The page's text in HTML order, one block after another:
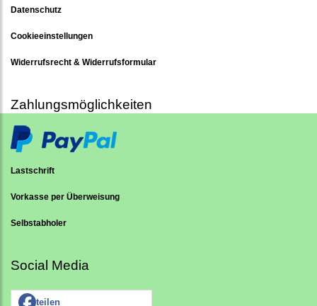
Datenschutz
Cookieeinstellungen
Widerrufsrecht & Widerrufsformular
Zahlungsmöglichkeiten
Lastschrift
Vorkasse per Überweisung
Selbstabholer
Social Media
teilen